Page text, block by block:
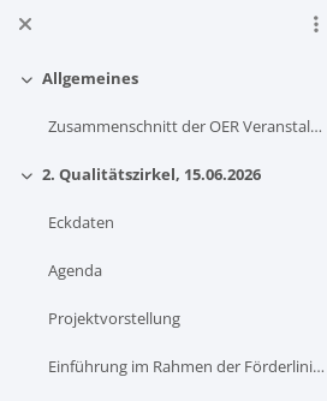
Einklappen
Allgemeines
Zusammenschnitt der OER Veranstaltungen
Einklappen
2. Qualitätszirkel, 15.06.2026
Eckdaten
Agenda
Projektvorstellung
Einführung im Rahmen der Förderlinie OE_Struktur